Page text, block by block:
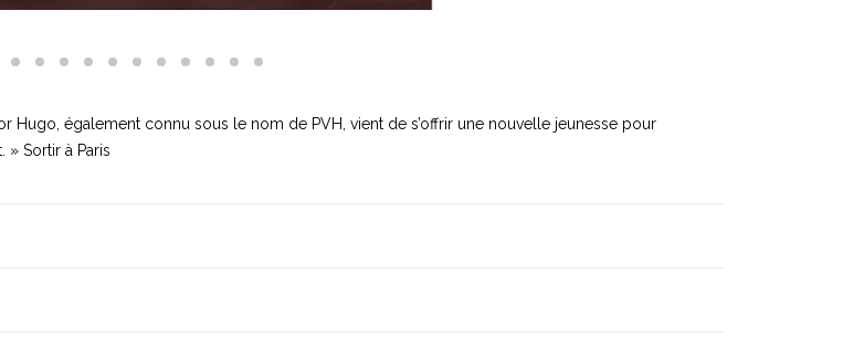
Hugo, également connu sous le nom de PVH, vient de s’offrir une nouvelle jeunesse pour
» Sortir à Paris